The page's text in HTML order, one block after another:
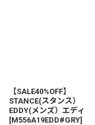
【SALE40%OFF】
STANCE(スタンス）
EDDY(メンズ）エディ
[M556A19EDD#GRY]